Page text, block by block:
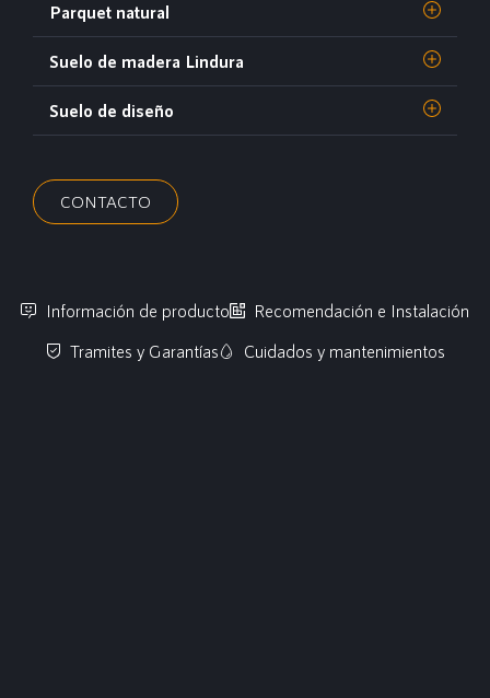
Parquet natural
Suelo de madera Lindura
Suelo de diseño
CONTACTO
Información de producto
Recomendación e Instalación
Tramites y Garantías
Cuidados y mantenimientos